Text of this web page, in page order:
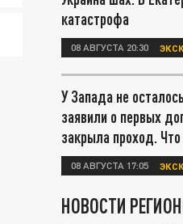
катастрофа
08 АВГУСТА 20:30
У Запада не
заявили о первых
закрыла проход.
08 АВГУСТА 17:05
НОВОСТИ